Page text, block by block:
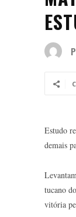
Estudo
demais
tucano
vitória